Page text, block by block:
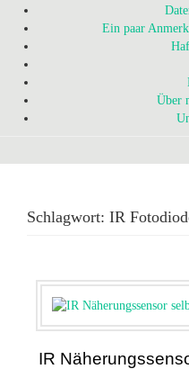
Ein paar
Über
Schlagwort: IR
IR